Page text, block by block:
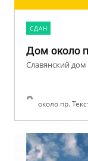
CДАН
Дом около
Славянский дом
около пр.